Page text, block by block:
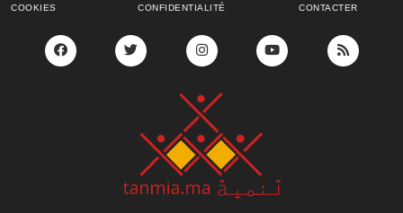
COOKIES
CONFIDENTIALITÉ
CONTACTER